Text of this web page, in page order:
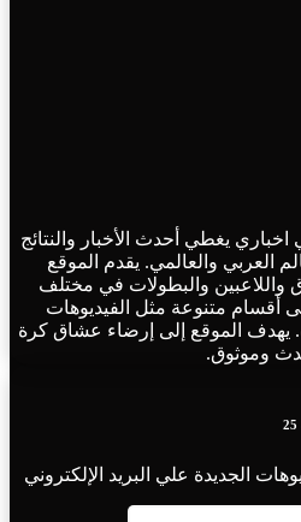
رياضي اخباري يغطي أحدث الأخبار والنتائج
العربي والعالمي. يقدم الموقع
واللاعبين والبطولات في مختلف
أقسام متنوعة مثل الفيديوهات
يهدف الموقع إلى إرضاء عشاق كرة
وموثوق.
الجديدة علي البريد الإلكتروني